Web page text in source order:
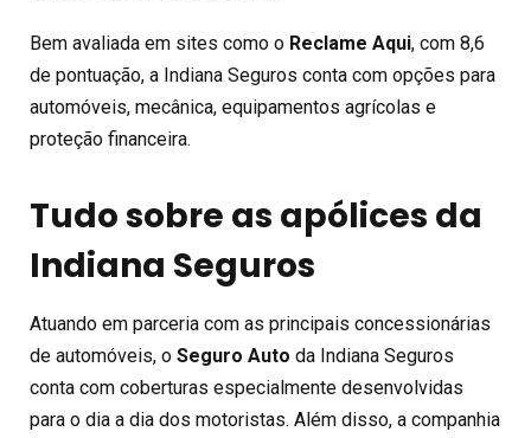
Bem avaliada em sites como o Reclame Aqui, com 8,6
de pontuação, a Indiana Seguros conta com opções para
automóveis, mecânica, equipamentos agrícolas e
proteção financeira.
Tudo sobre as apólices da
Indiana Seguros
Atuando em parceria com as principais concessionárias
de automóveis, o Seguro Auto da Indiana Seguros
conta com coberturas especialmente desenvolvidas
para o dia a dia dos motoristas. Além disso, a companhia